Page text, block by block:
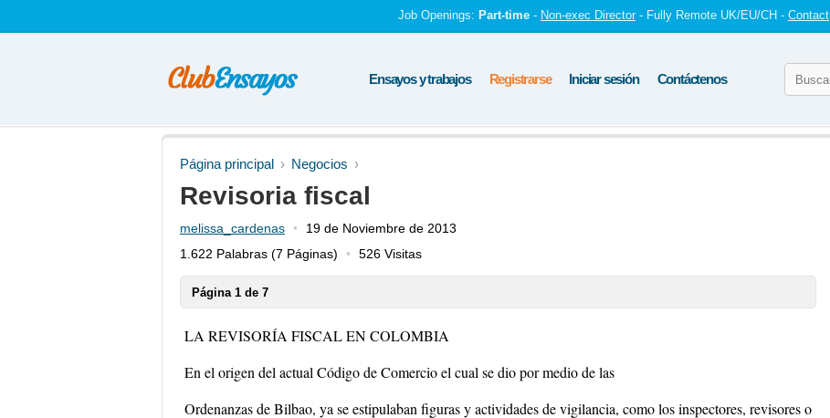
Job Openings: Part-time - Non-exec Director - Fully Remote UK/EU/CH - Contact
Ensayos y trabajos Registrarse Iniciar sesión Contáctenos
Página principal Negocios
Revisoria fiscal
melissa_cardenas
19 de Noviembre de 2013
1.622 Palabras (7 Páginas) 526 Visitas
Página 1 de 7
LA REVISORÍA FISCAL EN COLOMBIA
En el origen del actual Código de Comercio el cual se dio por medio de las
Ordenanzas de Bilbao, ya se estipulaban figuras y actividades de vigilancia, como los inspectores, revisores o